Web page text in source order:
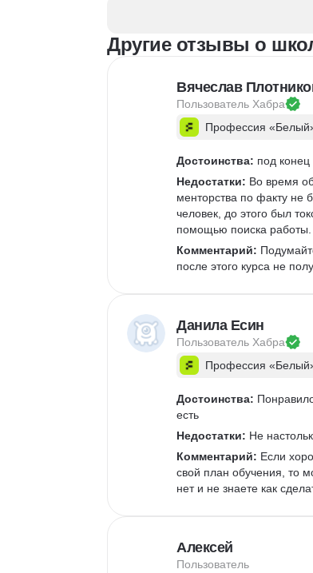
Pandas
Очистка данных
Извлечение данных
Аналитика данных
Другие отзывы о
Вячеслав
Пользователь Хабра
Профессия
Достоинства: под конец
Недостатки: Во время
менторства по факту не
человек, до этого был
помощью поиска
Комментарий:
после этого курса не
Данила Есин
Пользователь Хабра
Профессия
Достоинства:
есть
Недостатки: Не
Комментарий: Если
свой план обучения, то
нет и не знаете как
Алексей
Пользователь